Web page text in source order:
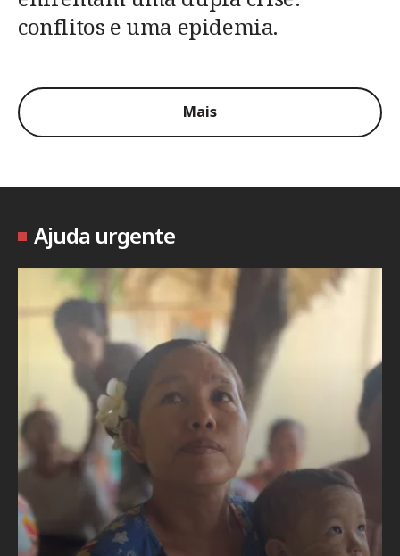
conflitos e uma epidemia.
Mais
Ajuda urgente